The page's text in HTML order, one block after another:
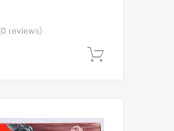
reviews)